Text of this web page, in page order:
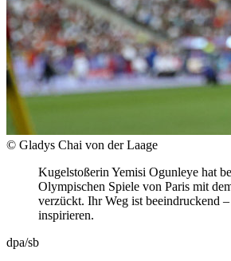
© Gladys Chai von der Laage
Kugelstoßerin Yemisi Ogunleye hat
Olympischen Spiele von Paris mit
verzückt. Ihr Weg ist beeindruckend
inspirieren.
dpa/sb